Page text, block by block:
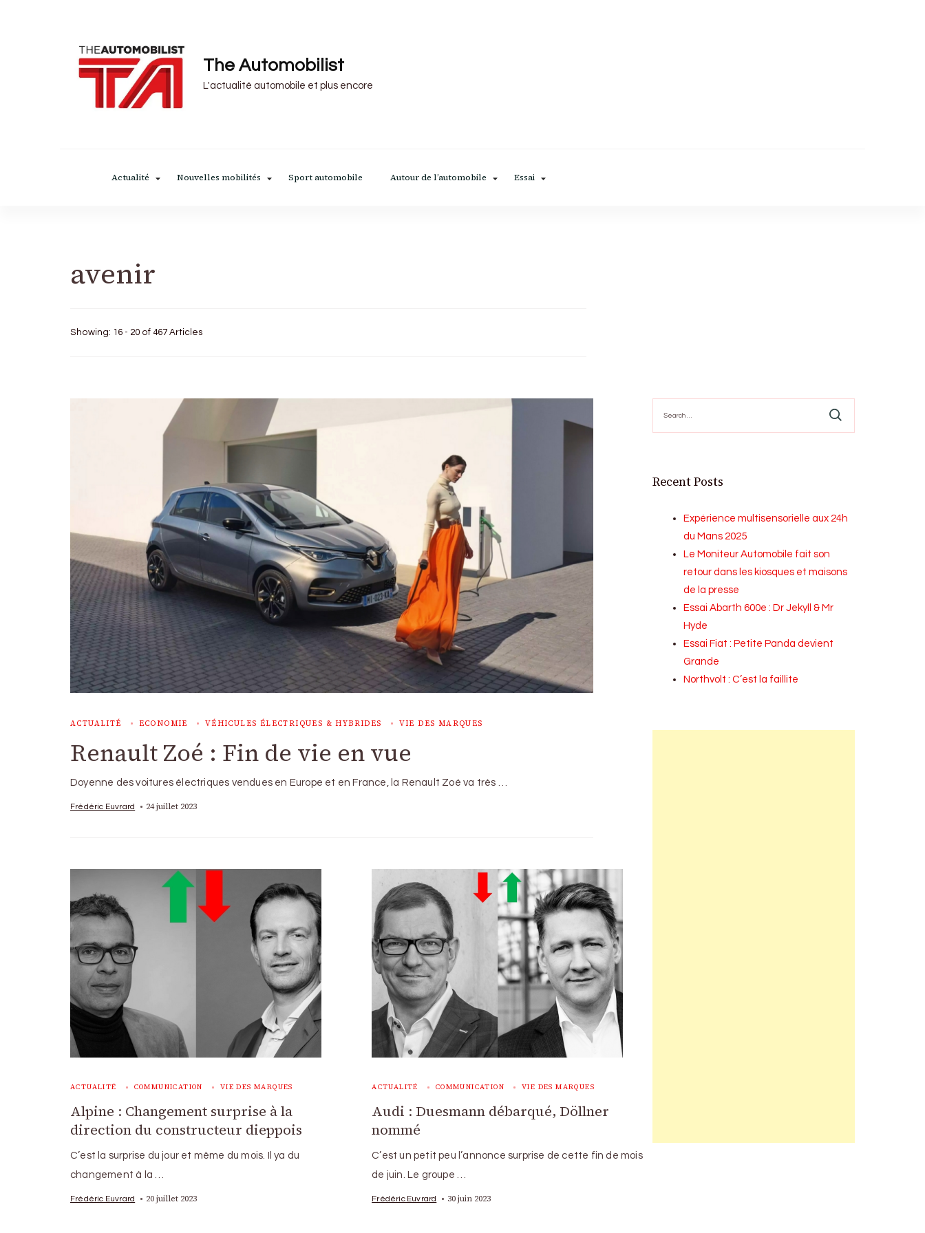
The Automobilist
L'actualité automobile et plus encore
Actualité Nouvelles mobilités Sport automobile Autour de l’automobile Essai
avenir
Showing: 16 - 20 of 467 Articles
ACTUALITÉ ECONOMIE VÉHICULES ÉLECTRIQUES & HYBRIDES VIE DES MARQUES
Renault Zoé : Fin de vie en vue
Doyenne des voitures électriques vendues en Europe et en France, la Renault Zoé va très …
Frédéric Euvrard 24 juillet 2023
ACTUALITÉ COMMUNICATION VIE DES MARQUES
Alpine : Changement surprise à la
direction du constructeur dieppois
C’est la surprise du jour et même du mois. Il ya du
changement à la …
Frédéric Euvrard 20 juillet 2023
ACTUALITÉ COMMUNICATION VIE DES MARQUES
Audi : Duesmann débarqué, Döllner
nommé
C’est un petit peu l’annonce surprise de cette fin de mois
de juin. Le groupe …
Frédéric Euvrard 30 juin 2023
for:
Recent Posts
Expérience multisensorielle aux 24h
du Mans 2025
Le Moniteur Automobile fait son
retour dans les kiosques et maisons
de la presse
Essai Abarth 600e : Dr Jekyll & Mr
Hyde
Essai Fiat : Petite Panda devient
Grande
Northvolt : C’est la faillite